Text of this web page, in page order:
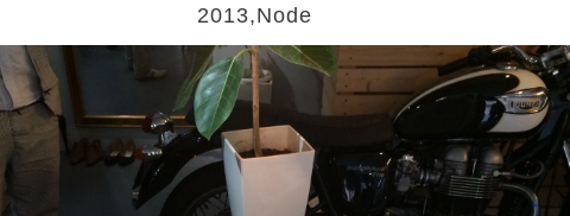
2013,Node